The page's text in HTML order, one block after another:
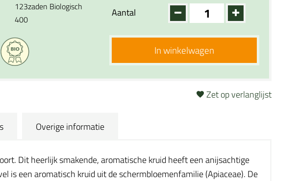
123zaden Biologisch
400
Aantal
In winkelwagen
Zet op verlanglijst
Overige informatie
Dit heerlijk smakende, aromatische kruid heeft een anijsachtige
is een aromatisch kruid uit de schermbloemenfamilie (Apiaceae). De